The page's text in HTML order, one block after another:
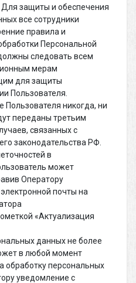
защиты и обеспечения
все сотрудники
правила и
Персональной
следовать всем
мерам
для защиты
Пользователя.
никогда, ни
переданы третьим
связанных с
законодательства РФ.
в
может
Оператору
почты на
«Актуализация
данных не более
в любой момент
обработку персональных
уведомление с